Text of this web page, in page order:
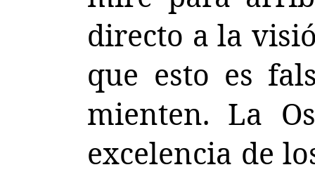
directo a la
que esto es
mienten. La
excelencia de